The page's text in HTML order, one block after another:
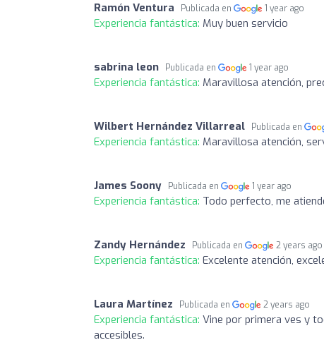
Ramón Ventura Publicada en 1 year ago
Experiencia fantástica: Muy buen servicio
sabrina leon Publicada en 1 year ago
Experiencia fantástica: Maravillosa atención,
Wilbert Hernández Villarreal Publicada en
Experiencia fantástica: Maravillosa atención,
James Soony Publicada en 1 year ago
Experiencia fantástica: Todo perfecto, me
Zandy Hernández Publicada en 2 years ago
Experiencia fantástica: Excelente atención,
Laura Martínez Publicada en 2 years ago
Experiencia fantástica: Vine por primera ves y
accesibles.